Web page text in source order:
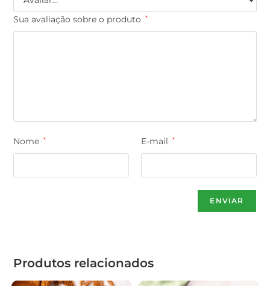
Sua avaliação sobre o produto *
Nome * E-mail *
Produtos relacionados